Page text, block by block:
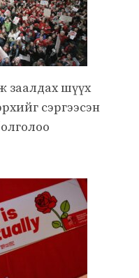
заалдах шүүх
сэргээсэн